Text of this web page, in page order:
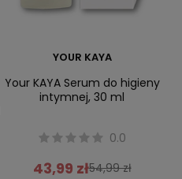
YOUR KAYA
Your KAYA Serum do higieny
intymnej, 30 ml
0.0
43,99 zł54,99 zł